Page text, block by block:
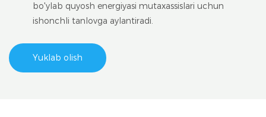
bo'ylab quyosh energiyasi mutaxassislari uchun
ishonchli tanlovga aylantiradi.
Yuklab olish